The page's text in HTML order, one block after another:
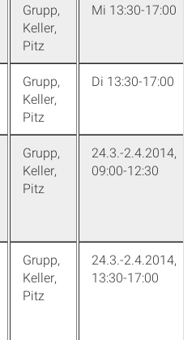
Grupp,
Keller,
Pitz
Mi 13:30-17:00
Grupp,
Keller,
Pitz
Di 13:30-17:00
Grupp,
Keller,
Pitz
24.3.-2.4.2014,
09:00-12:30
Grupp,
Keller,
Pitz
24.3.-2.4.2014,
13:30-17:00